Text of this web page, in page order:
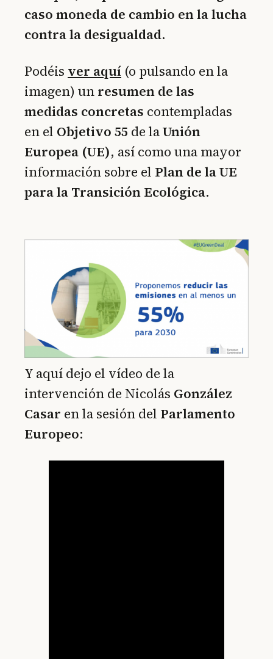
caso moneda de cambio en la lucha
contra la desigualdad.
Podéis ver aquí (o pulsando en la
imagen) un resumen de las
medidas concretas contempladas
en el Objetivo 55 de laUnión
Europea (UE), así como una mayor
información sobre el Plan de la UE
para la Transición Ecológica.
Y aquí dejo el vídeo de la
intervención de Nicolás González
Casar en la sesión del Parlamento
Europeo: